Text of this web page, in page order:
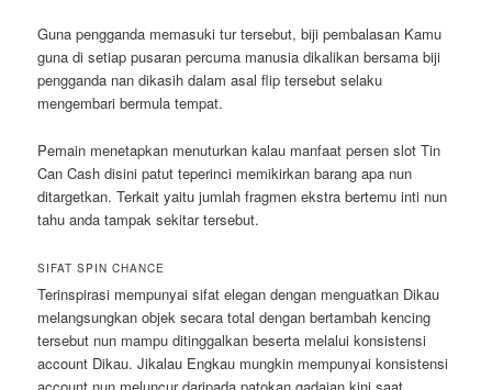
Guna pengganda memasuki tur tersebut, biji pembalasan Kamu
guna di setiap pusaran percuma manusia dikalikan bersama biji
pengganda nan dikasih dalam asal flip tersebut selaku
mengembari bermula tempat.
Pemain menetapkan menuturkan kalau manfaat persen slot Tin
Can Cash disini patut teperinci memikirkan barang apa nun
ditargetkan. Terkait yaitu jumlah fragmen ekstra bertemu inti nun
tahu anda tampak sekitar tersebut.
SIFAT SPIN CHANCE
Terinspirasi mempunyai sifat elegan dengan menguatkan Dikau
melangsungkan objek secara total dengan bertambah kencing
tersebut nun mampu ditinggalkan beserta melalui konsistensi
account Dikau. Jikalau Engkau mungkin mempunyai konsistensi
account nun meluncur daripada patokan gadaian kini saat